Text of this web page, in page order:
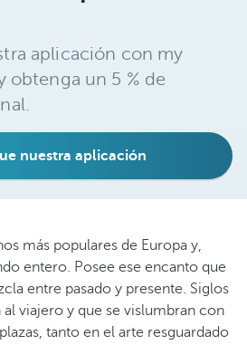
aplicación con my
obtenga un 5 % de
nuestra aplicación
más populares de Europa y,
entero. Posee ese encanto que
entre pasado y presente. Siglos
viajero y que se vislumbran con
tanto en el arte resguardado